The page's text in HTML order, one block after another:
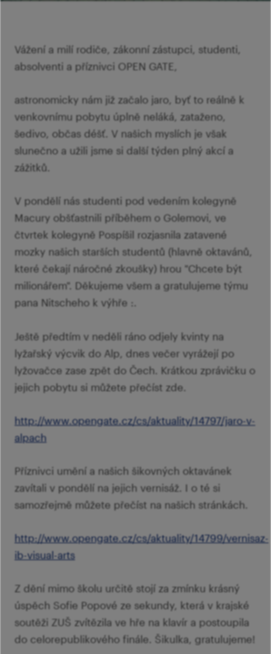
Vážení a milí rodiče, zákonní zástupci, studenti,
absolventi a příznivci OPEN GATE,
astronomicky nám již začalo jaro, byť to reálně k
venkovnímu pobytu úplně neláká, zataženo,
šedivo, občas déšť. V našich myslích je však
slunečno a užili jsme si další týden plný akcí a
zážitků.
V pondělí nás studenti pod vedením kolegyně
Macury obšťastnili příběhem o Golemovi, ve
čtvrtek kolegyně Pospíšil rozjasnila zatavené
mozky našich starších studentů (hlavně oktavánů,
které čekají náročné zkoušky) hrou "Chcete být
milionářem". Děkujeme všem a gratulujeme týmu
pana Nitscheho k výhře :.
Ještě předtím v neděli ráno odjely kvinty na
lyžařský výcvik do Alp, dnes večer vyrážejí po
lyžovačce zase zpět do Čech. Krátkou zprávičku o
jejich pobytu si můžete přečíst zde.
http://www.opengate.cz/cs/aktuality/14797/jaro-v-
alpach
Příznivci umění a našich šikovných oktavánek
zavítali v pondělí na jejich vernisáž. I o té si
samozřejmě můžete přečíst na našich stránkách.
http://www.opengate.cz/cs/aktuality/14799/vernisaz-
ib-visual-arts
Z dění mimo školu určitě stojí za zmínku krásný
úspěch Sofie Popové ze sekundy, která v krajské
soutěži ZUŠ zvítězila ve hře na klavír a postoupila
do celorepublikového finále. Šikulka, gratulujeme!